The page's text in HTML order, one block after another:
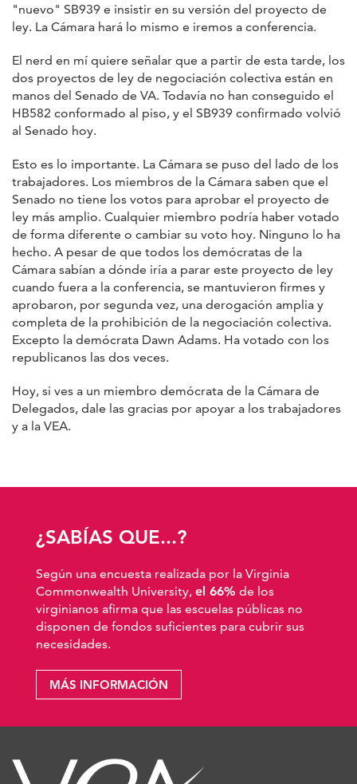
"nuevo" SB939 e insistir en su versión del proyecto de
ley. La Cámara hará lo mismo e iremos a conferencia.
El nerd en mí quiere señalar que a partir de esta tarde, los
dos proyectos de ley de negociación colectiva están en
manos del Senado de VA. Todavía no han conseguido el
HB582 conformado al piso, y el SB939 confirmado volvió
al Senado hoy.
Esto es lo importante. La Cámara se puso del lado de los
trabajadores. Los miembros de la Cámara saben que el
Senado no tiene los votos para aprobar el proyecto de
ley más amplio. Cualquier miembro podría haber votado
de forma diferente o cambiar su voto hoy. Ninguno lo ha
hecho. A pesar de que todos los demócratas de la
Cámara sabían a dónde iría a parar este proyecto de ley
cuando fuera a la conferencia, se mantuvieron firmes y
aprobaron, por segunda vez, una derogación amplia y
completa de la prohibición de la negociación colectiva.
Excepto la demócrata Dawn Adams. Ha votado con los
republicanos las dos veces.
Hoy, si ves a un miembro demócrata de la Cámara de
Delegados, dale las gracias por apoyar a los trabajadores
y a la VEA.
¿SABÍAS QUE...?
Según una encuesta realizada por la Virginia
Commonwealth University, el 66% de los
virginianos afirma que las escuelas públicas no
disponen de fondos suficientes para cubrir sus
necesidades.
MÁS INFORMACIÓN